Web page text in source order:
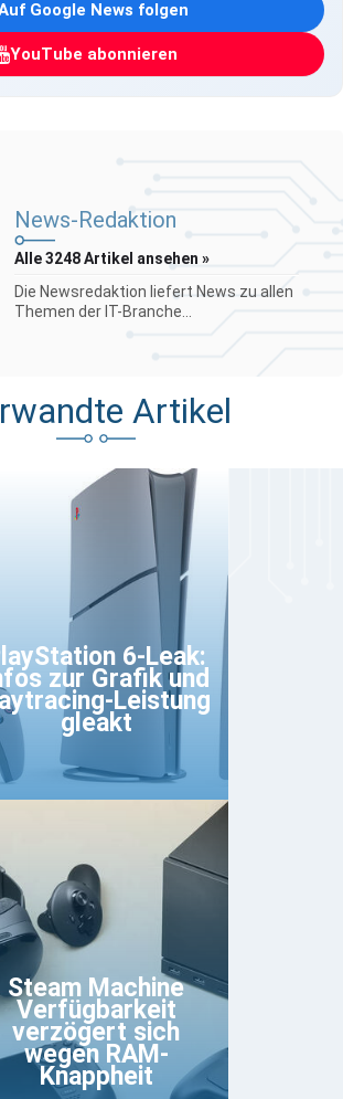
Google News folgen
YouTube abonnieren
News-Redaktion
Alle 3248 Artikel ansehen »
Die Newsredaktion liefert News zu allen
Themen der IT-Branche...
Artikel
6-Leak:
zur Grafik und
Leistung
gleakt
Steam Machine
Verfügbarkeit
verzögert sich
wegen RAM-
Knappheit